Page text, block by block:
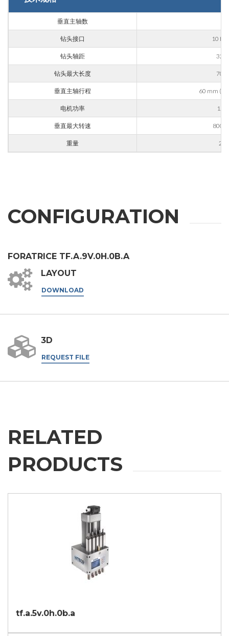
雕刻
金属加工
火车
航空 & 汽车
汽车
家具
信息
我同意
根据第196/03号法令、第679/2016号通用数据保护条例
GDPR* 授权
第三方授权
我特此授权将我的个人数据传递给第三方，包括集团内的公
销目的
* 如不接受该条款，我们将无法处理您的请求
垂直主轴数
钻头接口 10
钻头轴距 32
钻头最大长度 70
垂直主轴行程 60 mm
电机功率 1.5
垂直最大转速 8000
重量 25
CONFIGURATION
FORATRICE TF.A.9V.0H.0B.A
LAYOUT
DOWNLOAD
3D
REQUEST FILE
RELATED
PRODUCTS
tf.a.5v.0h.0b.a